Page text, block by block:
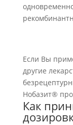
Если Вы
другие
Нобазит®
Как